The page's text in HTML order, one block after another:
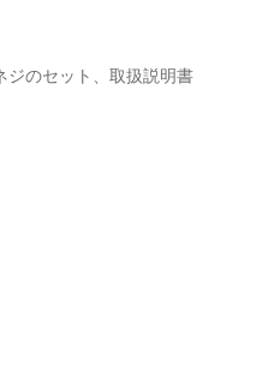
ジのセット、取扱説明書